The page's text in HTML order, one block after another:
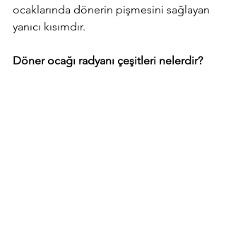
ocaklarında dönerin pişmesini sağlayan
yanıcı kısımdır.
Döner ocağı radyanı çeşitleri nelerdir?